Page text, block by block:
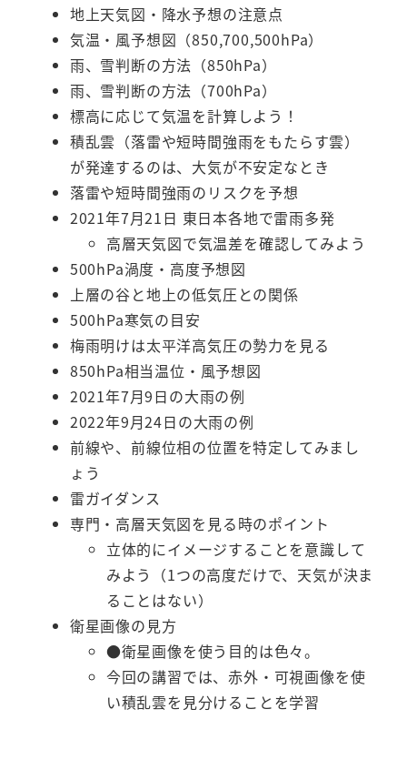
地上天気図・降水予想の注意点
気温・風予想図（850,700,500hPa）
雨、雪判断の方法（850hPa）
雨、雪判断の方法（700hPa）
標高に応じて気温を計算しよう！
積乱雲（落雷や短時間強雨をもたらす雲）
が発達するのは、大気が不安定なとき
落雷や短時間強雨のリスクを予想
2021年7月21日 東日本各地で雷雨多発
高層天気図で気温差を確認してみよう
500hPa渦度・高度予想図
上層の谷と地上の低気圧との関係
500hPa寒気の目安
梅雨明けは太平洋高気圧の勢力を見る
850hPa相当温位・風予想図
2021年7月9日の大雨の例
2022年9月24日の大雨の例
前線や、前線位相の位置を特定してみまし
ょう
雷ガイダンス
専門・高層天気図を見る時のポイント
立体的にイメージすることを意識して
みよう（1つの高度だけで、天気が決ま
ることはない）
衛星画像の見方
●衛星画像を使う目的は色々。
今回の講習では、赤外・可視画像を使
い積乱雲を見分けることを学習